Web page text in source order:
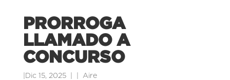
PRORROGA
LLAMADO A
CONCURSO
Dic 15, 2025 Aire